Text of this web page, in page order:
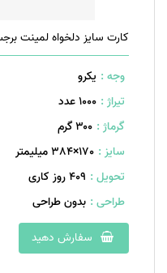
کارت سایز دلخواه لمینت
وجه : یکرو
تیراژ : 1000 عدد
گرماژ : ۳۰۰ گرم
سایز : 170×384 میلیمتر
تحویل : 409 روز کاری
طراحی : بدون طراحی
سفارش دهید